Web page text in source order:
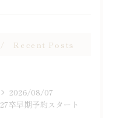
Recent Posts
2026/08/07
27卒早期予約スタート